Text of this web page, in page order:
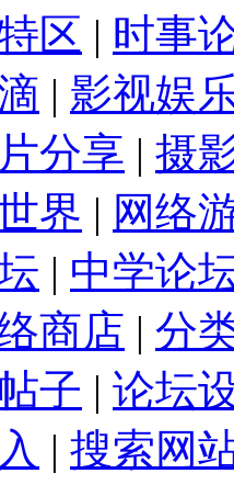
区 | 时事
| 影视娱
分享 | 摄
界 | 网络
| 中学论
商店 | 分
子 | 论坛
| 搜索网